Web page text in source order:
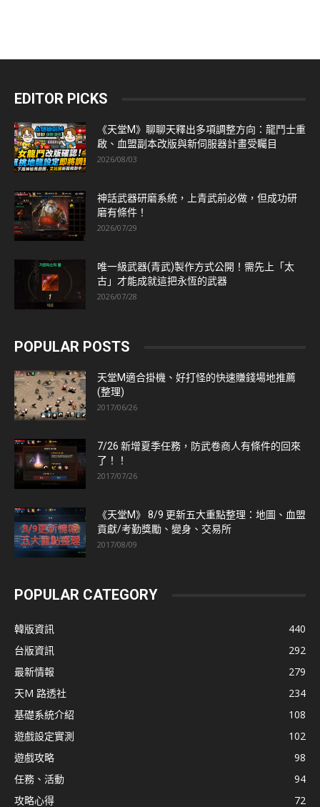
EDITOR PICKS
《天堂M》聊聊天釋出多項調整方向：龍鬥士重
啟、血盟副本改版與新伺服器計畫受矚目
2026/08/03
神話武器研磨系統，上青武前必做，但成功研
磨有條件！
2026/07/29
唯一級武器(青武)製作方式公開！需先上「太
古」才能成就這把永恆的武器
2026/07/28
POPULAR POSTS
天堂M適合掛機、好打怪的快速賺錢場地推薦
(整理)
2017/06/26
7/26 新增夏季任務，防武卷商人有條件的回來
了！！
2017/07/26
《天堂M》 8/9 更新五大重點整理：地圖、血盟
貢獻/考勤獎勵、變身、交易所
2017/08/09
POPULAR CATEGORY
韓版資訊
440
台版資訊
292
最新情報
279
天M 路透社
234
基礎系統介紹
108
遊戲設定實測
102
遊戲攻略
98
任務、活動
94
攻略心得
72